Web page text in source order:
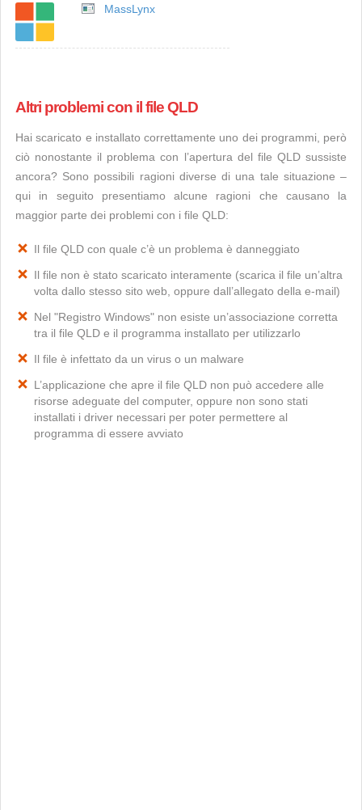
MassLynx
Altri problemi con il file QLD
Hai scaricato e installato correttamente uno dei programmi, però
ciò nonostante il problema con l’apertura del file QLD sussiste
ancora? Sono possibili ragioni diverse di una tale situazione –
qui in seguito presentiamo alcune ragioni che causano la
maggior parte dei problemi con i file QLD:
Il file QLD con quale c’è un problema è danneggiato
Il file non è stato scaricato interamente (scarica il file un’altra
volta dallo stesso sito web, oppure dall’allegato della e-mail)
Nel "Registro Windows" non esiste un’associazione corretta
tra il file QLD e il programma installato per utilizzarlo
Il file è infettato da un virus o un malware
L’applicazione che apre il file QLD non può accedere alle
risorse adeguate del computer, oppure non sono stati
installati i driver necessari per poter permettere al
programma di essere avviato